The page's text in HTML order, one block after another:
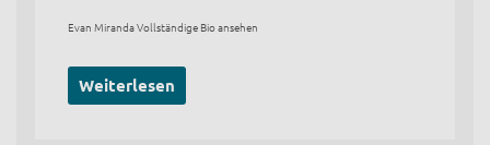
Evan Miranda Vollständige Bio ansehen
Weiterlesen